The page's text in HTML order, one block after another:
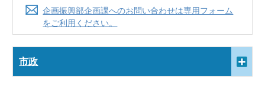
企画振興部企画課へのお問い合わせは専用フォーム
をご利用ください。
市政